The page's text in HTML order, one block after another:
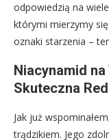
odpowiedzią na
którymi mierzymy
oznaki starzenia –
Niacynamid
Skuteczna
Jak już
trądzikiem. Jego